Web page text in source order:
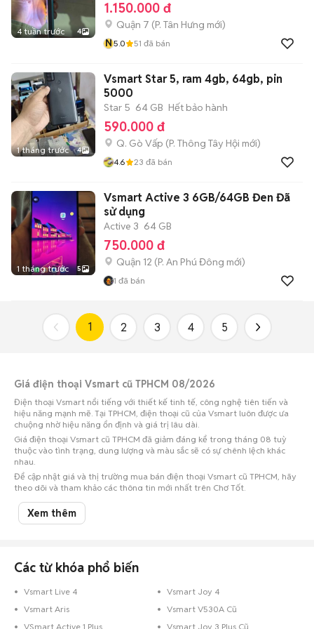
4 tuần trước 4
1.150.000 đ
Quận 7 (P. Tân Hưng mới)
N5.0 51 đã bán
1 tháng trước 4
Vsmart Star 5, ram 4gb, 64gb, pin
5000
Star 5 64 GB Hết bảo hành
590.000 đ
Q. Gò Vấp (P. Thông Tây Hội mới)
4.6 23 đã bán
1 tháng trước 5
Vsmart Active 3 6GB/64GB Đen Đã
sử dụng
Active 3 64 GB
750.000 đ
Quận 12 (P. An Phú Đông mới)
1 đã bán
1 2 3 4 5
Giá điện thoại Vsmart cũ TPHCM 08/2026
Điện thoại Vsmart nổi tiếng với thiết kế tinh tế, công nghệ tiên tiến và
hiệu năng mạnh mẽ. Tại TPHCM, điện thoại cũ của Vsmart luôn được ưa
chuộng nhờ hiệu năng ổn định và giá trị lâu dài.
Giá điện thoại Vsmart cũ TPHCM đã giảm đáng kể trong tháng 08 tuỳ
thuộc vào tình trạng, dung lượng và màu sắc sẽ có sự chênh lệch khác
nhau.
Để cập nhật giá và thị trường mua bán điện thoại Vsmart cũ TPHCM, hãy
theo dõi và tham khảo các thông tin mới nhất trên Chợ Tốt.
Giá điện thoại Vsmart cũ ở các quận huyện phổ biến của Tp Hồ Chí Minh
cập nhật 08/08/2026
Điện thoại Vsmart cũ Thành phố Thủ Đức
Điện thoại Vsmart cũ Quận Bình Tân
Điện thoại Vsmart cũ Huyện Hóc Môn: 1 triệu
Điện thoại Vsmart cũ Quận Bình Thạnh: 900.000 đ
Xem thêm
Các từ khóa phổ biến
Vsmart Live 4
Vsmart Joy 4
Vsmart Aris
Vsmart V530A Cũ
VSmart Active 1 Plus
Vsmart Joy 3 Plus Cũ